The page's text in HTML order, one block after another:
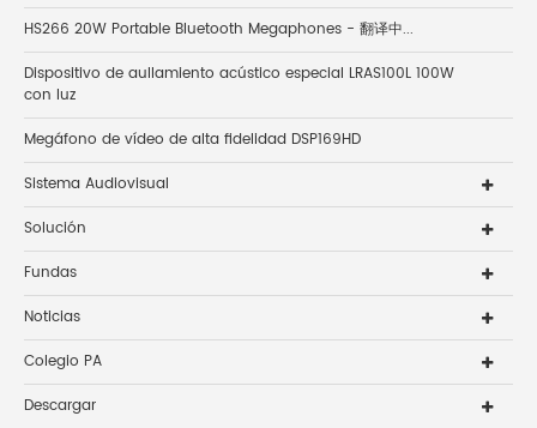
HS266 20W Portable Bluetooth Megaphones - 翻译中...
Dispositivo de aullamiento acústico especial LRAS100L 100W
con luz
Megáfono de vídeo de alta fidelidad DSP169HD
Sistema Audiovisual
Solución
Fundas
Noticias
Colegio PA
Descargar